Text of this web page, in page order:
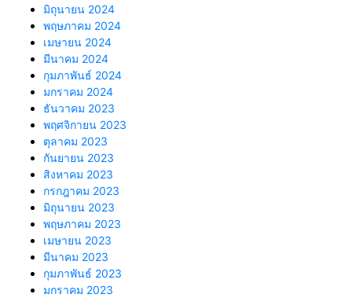
มิถุนายน 2024
พฤษภาคม 2024
เมษายน 2024
มีนาคม 2024
กุมภาพันธ์ 2024
มกราคม 2024
ธันวาคม 2023
พฤศจิกายน 2023
ตุลาคม 2023
กันยายน 2023
สิงหาคม 2023
กรกฎาคม 2023
มิถุนายน 2023
พฤษภาคม 2023
เมษายน 2023
มีนาคม 2023
กุมภาพันธ์ 2023
มกราคม 2023